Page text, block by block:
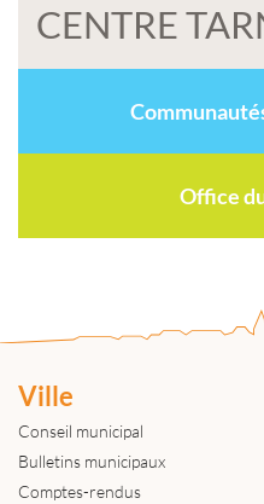
CENTRE
Office
Ville
Conseil municipal
Bulletins municipaux
Comptes-rendus